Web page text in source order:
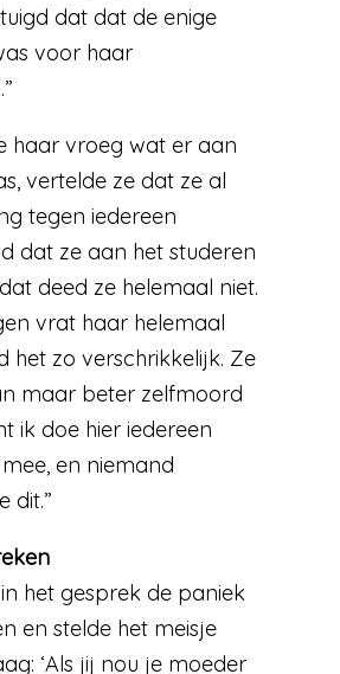
dat dat de enige
voor haar
haar vroeg wat er aan
vertelde ze dat ze al
tegen iedereen
dat ze aan het studeren
deed ze helemaal niet.
vrat haar helemaal
het zo verschrikkelijk. Ze
maar beter zelfmoord
ik doe hier iedereen
en niemand
dit.”
het gesprek de paniek
en stelde het meisje
‘Als jij nou je moeder